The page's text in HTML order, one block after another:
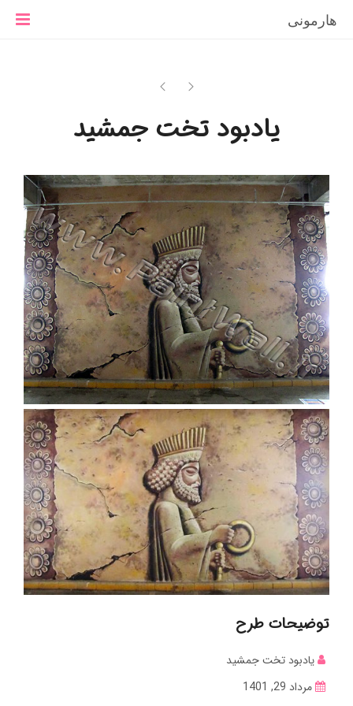
هارمونی
یادبود تخت جمشید
توضیحات طرح
یادبود تخت جمشید
مرداد 29, 1401